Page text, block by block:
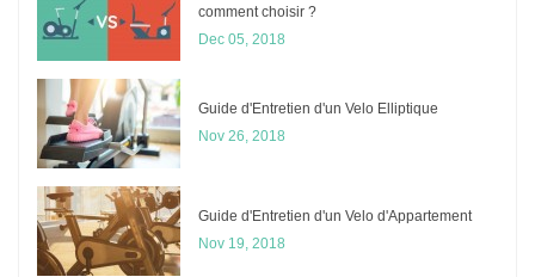
comment choisir ?
Dec 05, 2018
Guide d'Entretien d'un Velo Elliptique
Nov 26, 2018
Guide d'Entretien d'un Velo d'Appartement
Nov 19, 2018